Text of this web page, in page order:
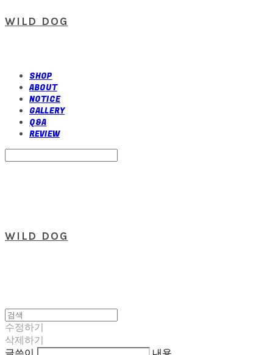
WILD DOG
SHOP
ABOUT
NOTICE
GALLERY
Q&A
REVIEW
WILD DOG
수정하기
삭제하기